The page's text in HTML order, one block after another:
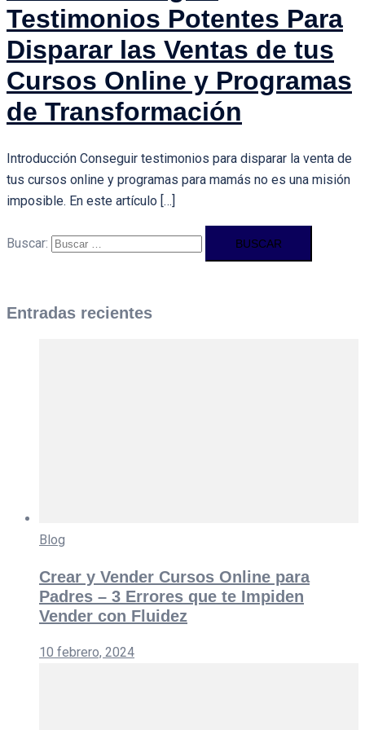
Testimonios Potentes Para
Disparar las Ventas de tus
Cursos Online y Programas
de Transformación
Introducción Conseguir testimonios para disparar la venta de
tus cursos online y programas para mamás no es una misión
imposible. En este artículo […]
Buscar:
Entradas recientes
Blog
Crear y Vender Cursos Online para
Padres – 3 Errores que te Impiden
Vender con Fluidez
10 febrero, 2024